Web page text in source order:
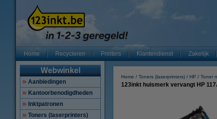
Home Recycleren Printers Klantendienst Zakelijk
Webwinkel
Aanbiedingen
Kantoorbenodigdheden
Inktpatronen
Toners (laserprinters)
Home Toners (laserprinters) HP Toner
123inkt huismerk vervangt HP